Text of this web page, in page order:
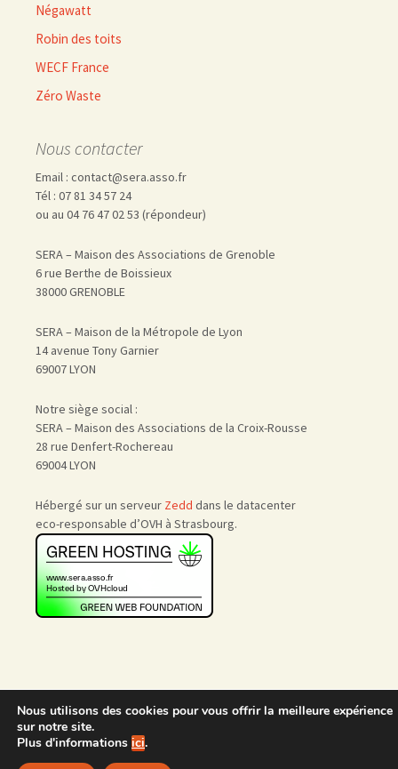
Négawatt
Robin des toits
WECF France
Zéro Waste
Nous contacter
Email : contact@sera.asso.fr
Tél : 07 81 34 57 24
ou au 04 76 47 02 53 (répondeur)
SERA – Maison des Associations de Grenoble
6 rue Berthe de Boissieux
38000 GRENOBLE
SERA – Maison de la Métropole de Lyon
14 avenue Tony Garnier
69007 LYON
Notre siège social :
SERA – Maison des Associations de la Croix-Rousse
28 rue Denfert-Rochereau
69004 LYON
Hébergé sur un serveur Zedd dans le datacenter
eco-responsable d’OVH à Strasbourg.
Accueil | Nous rejoindre
Admin
Nous utilisons des cookies pour vous offrir la meilleure expérience
sur notre site.
Plus d'informations ici.